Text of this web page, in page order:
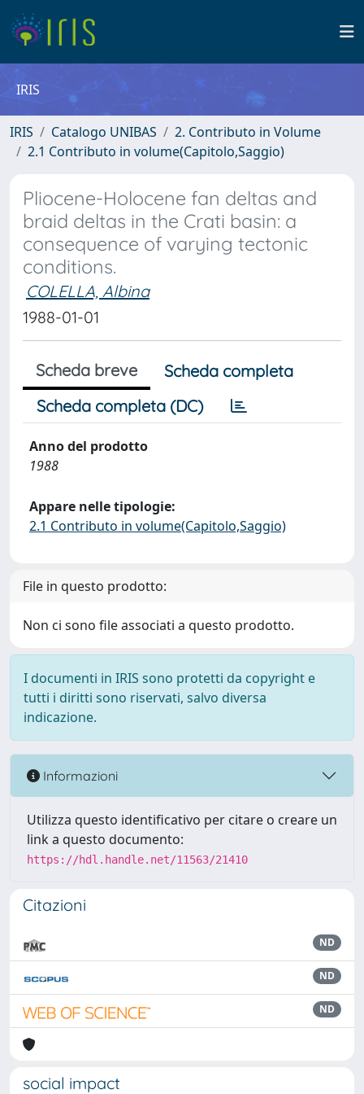
IRIS
IRIS Catalogo UNIBAS
2. Contributo in Volume
2.1 Contributo in volume(Capitolo,Saggio)
Pliocene-Holocene fan deltas and
braid deltas in the Crati basin: a
consequence of varying tectonic
conditions.
COLELLA, Albina
1988-01-01
Scheda breve
Scheda completa
Scheda completa (DC)
Anno del prodotto
1988
Appare nelle tipologie:
2.1 Contributo in volume(Capitolo,Saggio)
File in questo prodotto:
Non ci sono file associati a questo prodotto.
I documenti in IRIS sono protetti da copyright e
tutti i diritti sono riservati, salvo diversa
indicazione.
Informazioni
Utilizza questo identificativo per citare o creare un
link a questo documento:
https://hdl.handle.net/11563/21410
Citazioni
ND
ND
ND
social impact